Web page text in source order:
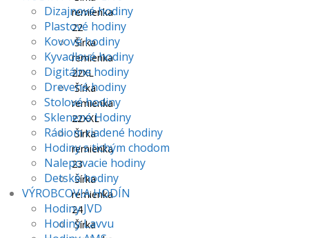
remienka
22
Šírka
remienka
22XL
Šírka
remienka
22XXL
Šírka
remienka
23
Šírka
remienka
24
Šírka
Dizajnové hodiny
Plastové hodiny
Kovové hodiny
Kyvadlové hodiny
Digitálne hodiny
Drevené hodiny
Stolové hodiny
Sklenené Hodiny
Rádiom riadené hodiny
Hodiny s tichým chodom
Nalepovacie hodiny
Detské hodiny
VÝROBCOVIA HODÍN
Hodiny JVD
Hodiny Lavvu